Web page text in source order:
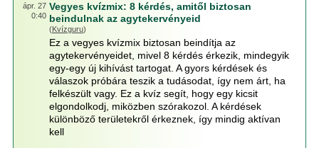
ápr. 27
0:40
Vegyes kvízmix: 8 kérdés, amitől biztosan
beindulnak az agytekervényeid
(Kvízguru)
Ez a vegyes kvízmix biztosan beindítja az
agytekervényeidet, mivel 8 kérdés érkezik, mindegyik
egy-egy új kihívást tartogat. A gyors kérdések és
válaszok próbára teszik a tudásodat, így nem árt, ha
felkészült vagy. Ez a kvíz segít, hogy egy kicsit
elgondolkodj, miközben szórakozol. A kérdések
különböző területekről érkeznek, így mindig aktívan
kell